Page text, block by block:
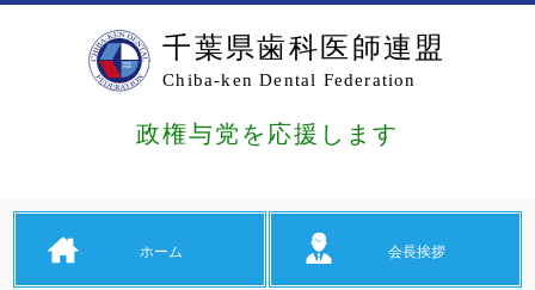
千葉県歯科医師連盟
Chiba-ken Dental Federation
政権与党を応援します
ホーム 会長挨拶